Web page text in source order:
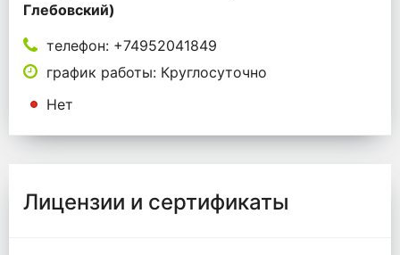
Глебовский)
телефон: +74952041849
график работы: Круглосуточно
Нет
Лицензии и сертификаты